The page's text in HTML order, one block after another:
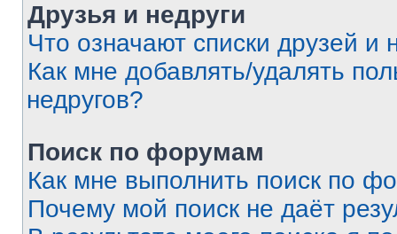
Друзья и недруги
Что означают списки друзей и
Как мне добавлять/удалять
недругов?
Поиск по форумам
Как мне выполнить поиск по
Почему мой поиск не даёт